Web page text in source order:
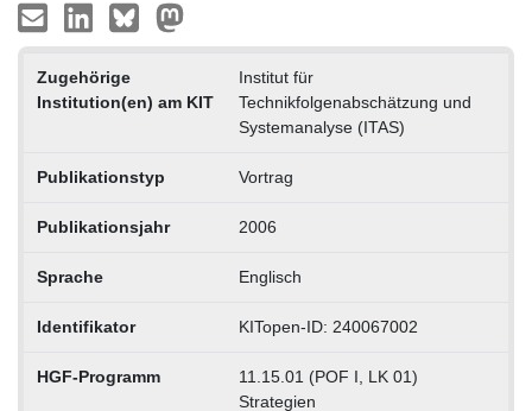
Zugehörige
Institution(en) am KIT
Institut für
Technikfolgenabschätzung und
Systemanalyse (ITAS)
Publikationstyp Vortrag
Publikationsjahr 2006
Sprache Englisch
Identifikator KITopen-ID: 240067002
HGF-Programm
11.15.01 (POF I, LK 01)
Strategien